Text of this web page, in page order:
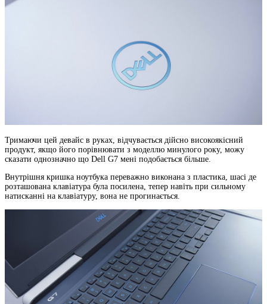
Тримаючи цей девайс в руках, відчувається дійсно високоякісний
продукт, якщо його порівнювати з моделлю минулого року, можу
сказати однозначно що Dell G7 мені подобається більше.
Внутрішня кришка ноутбука переважно виконана з пластика, шасі де
розташована клавіатура була посилена, тепер навіть при сильному
натисканні на клавіатуру, вона не прогинається.